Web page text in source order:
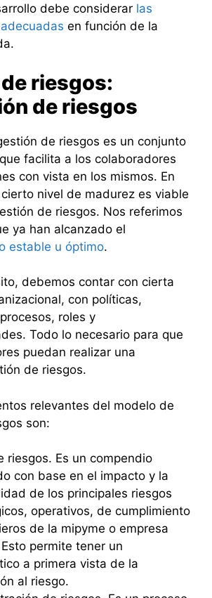
debe considerar las
en función de la
riesgos:
de riesgos
de riesgos es un conjunto
facilita a los colaboradores
con vista en los mismos. En
nivel de madurez es viable
de riesgos. Nos referimos
ya han alcanzado el
estable u óptimo.
debemos contar con cierta
con políticas,
roles y
Todo lo necesario para que
puedan realizar una
de riesgos.
relevantes del modelo de
son:
riesgos. Es un compendio
con base en el impacto y la
de los principales riesgos
operativos, de cumplimiento
de la mipyme o empresa
permite tener un
a primera vista de la
al riesgo.